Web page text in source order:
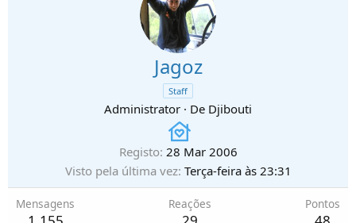
Jagoz
Staff
Administrator · De Djibouti
Registo 28 Mar 2006
Visto pela última vez Terça-feira às 23:31
Mensagens Reações Pontos